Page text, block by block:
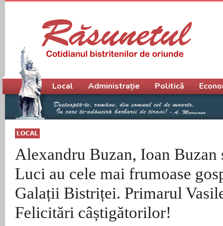
LOCAL
Alexandru Buzan, Ioan
Luci au cele mai frumoase
Galații Bistriței. Primarul
Felicitări câștigătorilor!
Meniu principal
Local Administrație Politică